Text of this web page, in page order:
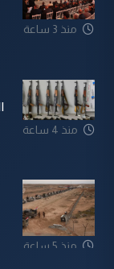
منذ 3 ساعة
منذ 4 ساعة
منذ 5 ساعة